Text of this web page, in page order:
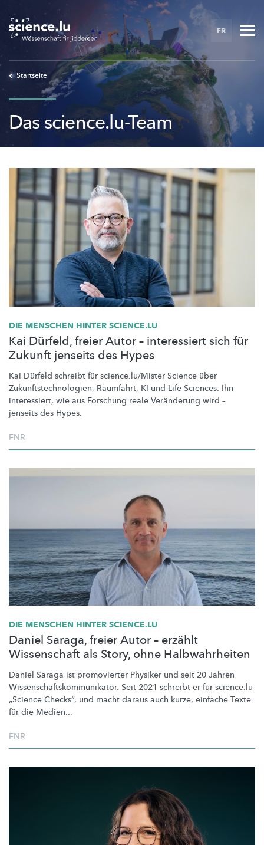
main
content
FR
Startseite
Das science.lu-Team
DIE MENSCHEN HINTER SCIENCE.LU
Kai Dürfeld, freier Autor – interessiert sich für
Zukunft jenseits des Hypes
Kai Dürfeld schreibt für science.lu/Mister Science über
Zukunftstechnologien, Raumfahrt, KI und Life Sciences. Ihn
interessiert, wie aus Forschung reale Veränderung wird –
jenseits des Hypes.
FNR
DIE MENSCHEN HINTER SCIENCE.LU
Daniel Saraga, freier Autor – erzählt
Wissenschaft als Story, ohne Halbwahrheiten
Daniel Saraga ist promovierter Physiker und seit 20 Jahren
Wissenschaftskommunikator. Seit 2021 schreibt er für science.lu
„Science Checks“, und macht daraus auch kurze, einfache Texte
für die Medien...
FNR